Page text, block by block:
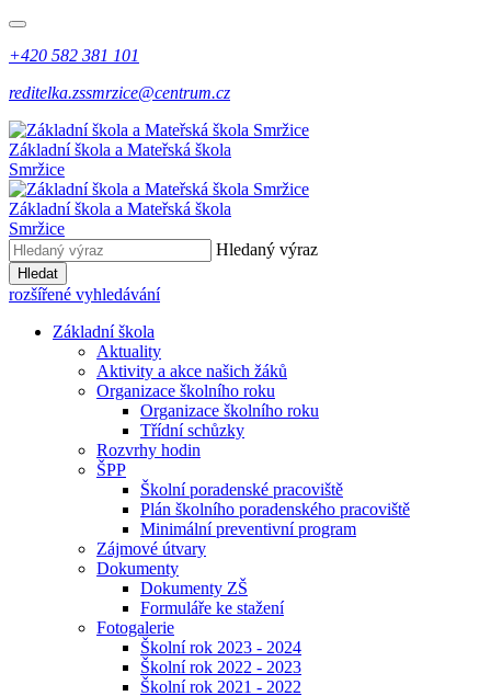
+420 582 381 101
reditelka.zssmrzice@centrum.cz
Základní škola a Mateřská škola
Smržice
Základní škola a Mateřská škola
Smržice
Hledaný výraz
Hledat
rozšířené vyhledávání
Základní škola
Aktuality
Aktivity a akce našich žáků
Organizace školního roku
Organizace školního roku
Třídní schůzky
Rozvrhy hodin
ŠPP
Školní poradenské pracoviště
Plán školního poradenského pracoviště
Minimální preventivní program
Zájmové útvary
Dokumenty
Dokumenty ZŠ
Formuláře ke stažení
Fotogalerie
Školní rok 2023 - 2024
Školní rok 2022 - 2023
Školní rok 2021 - 2022